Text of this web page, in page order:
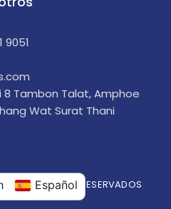
9051
8 Tambon Talat, Amphoe
Wat Surat Thani
DERECHOS RESERVADOS
Español